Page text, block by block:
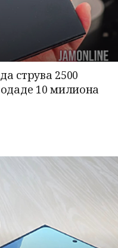
струва 2500
10 милиона